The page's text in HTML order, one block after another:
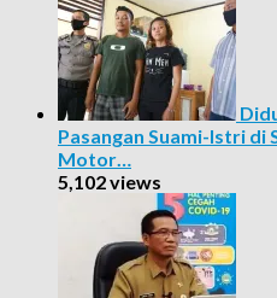
Pasangan Suami-Istri di
Motor…
5,102 views